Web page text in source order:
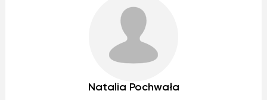
Natalia Pochwała